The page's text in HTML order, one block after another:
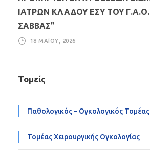
ΙΑΤΡΩΝ ΚΛΑΔΟΥ ΕΣΥ ΤΟΥ
ΣΑΒΒΑΣ”
18 ΜΑΪ́ΟΥ, 2026
Τομείς
Παθολογικός – Ογκολογικός Τομέας
Τομέας Χειρουργικής Ογκολογίας